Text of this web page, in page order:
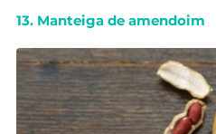
13. Manteiga de amendoim